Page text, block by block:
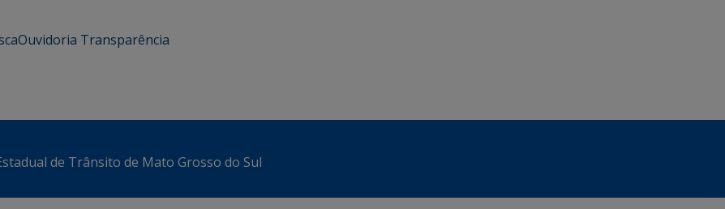
Ouvidoria Transparência
de Trânsito de Mato Grosso do Sul